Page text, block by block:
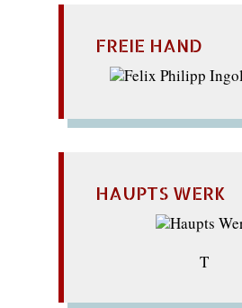
FREIE HAND
HAUPTS WERK
T